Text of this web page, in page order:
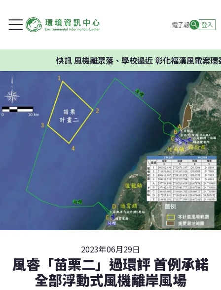
電子報 登入
風機離聚落、學校過近 彰化福漢風電案環委建
2023年06月29日
風睿「苗栗二」過環評 首例承諾
全部浮動式風機離岸風場